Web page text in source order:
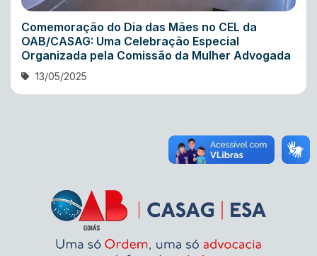
Comemoração do Dia das Mães no CEL da
OAB/CASAG: Uma Celebração Especial
Organizada pela Comissão da Mulher Advogada
13/05/2025